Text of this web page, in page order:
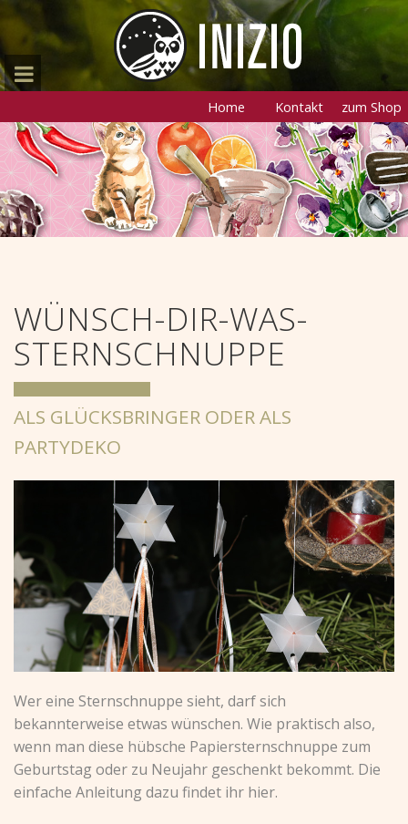
Home Kontakt zum Shop
WÜNSCH-DIR-WAS-
STERNSCHNUPPE
ALS GLÜCKSBRINGER ODER ALS
PARTYDEKO
Wer eine Sternschnuppe sieht, darf sich
bekannterweise etwas wünschen. Wie praktisch also,
wenn man diese hübsche Papiersternschnuppe zum
Geburtstag oder zu Neujahr geschenkt bekommt. Die
einfache Anleitung dazu findet ihr hier.